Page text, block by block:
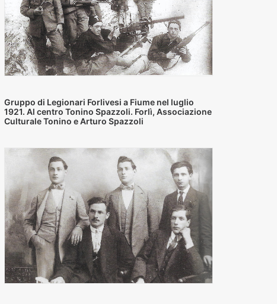
Gruppo di Legionari Forlivesi a Fiume nel luglio
1921. Al centro Tonino Spazzoli. Forlì, Associazione
Culturale Tonino e Arturo Spazzoli